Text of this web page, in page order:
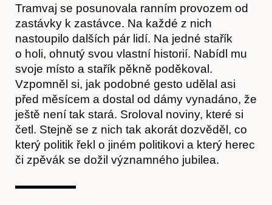
Tramvaj se posunovala ranním provozem od
zastávky k zastávce. Na každé z nich
nastoupilo dalších pár lidí. Na jedné stařík
o holi, ohnutý svou vlastní historií. Nabídl mu
svoje místo a stařík pěkně poděkoval.
Vzpomněl si, jak podobné gesto udělal asi
před měsícem a dostal od dámy vynadáno, že
ještě není tak stará. Sroloval noviny, které si
četl. Stejně se z nich tak akorát dozvěděl, co
který politik řekl o jiném politikovi a který herec
či zpěvák se dožil významného jubilea.